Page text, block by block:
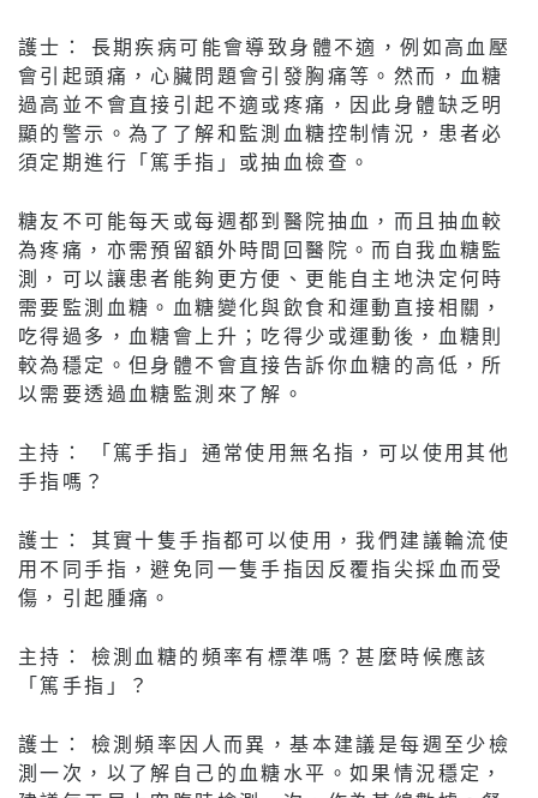
護士： 長期疾病可能會導致身體不適，例如高血壓
會引起頭痛，心臟問題會引發胸痛等。然而，血糖
過高並不會直接引起不適或疼痛，因此身體缺乏明
顯的警示。為了了解和監測血糖控制情況，患者必
須定期進行「篤手指」或抽血檢查。
糖友不可能每天或每週都到醫院抽血，而且抽血較
為疼痛，亦需預留額外時間回醫院。而自我血糖監
測，可以讓患者能夠更方便、更能自主地決定何時
需要監測血糖。血糖變化與飲食和運動直接相關，
吃得過多，血糖會上升；吃得少或運動後，血糖則
較為穩定。但身體不會直接告訴你血糖的高低，所
以需要透過血糖監測來了解。
主持： 「篤手指」通常使用無名指，可以使用其他
手指嗎？
護士： 其實十隻手指都可以使用，我們建議輪流使
用不同手指，避免同一隻手指因反覆指尖採血而受
傷，引起腫痛。
主持： 檢測血糖的頻率有標準嗎？甚麼時候應該
「篤手指」？
護士： 檢測頻率因人而異，基本建議是每週至少檢
測一次，以了解自己的血糖水平。如果情況穩定，